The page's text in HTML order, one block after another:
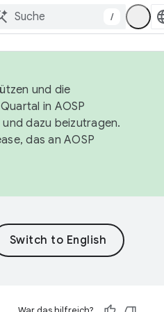
/
und die
in AOSP
und dazu beizutragen.
das an AOSP